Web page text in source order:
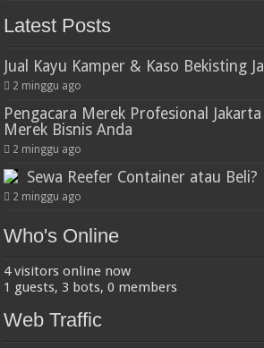
Latest Posts
Jual Kayu Kamper & Kaso Bekisting
2 minggu ago
Pengacara Merek Profesional
Merek Bisnis Anda
2 minggu ago
Sewa Reefer Container atau Beli?
2 minggu ago
Who's Online
4 visitors online now
1 guests, 3 bots, 0 members
Web Traffic